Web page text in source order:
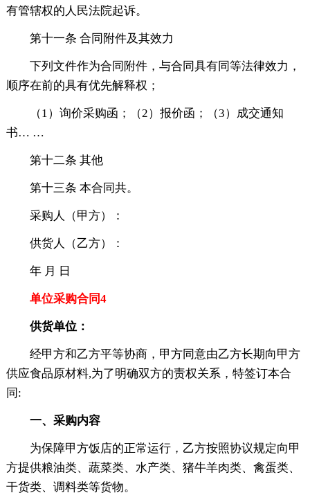
有管辖权的人民法院起诉。
第十一条 合同附件及其效力
下列文件作为合同附件，与合同具有同等法律效力，
顺序在前的具有优先解释权；
（1）询价采购函；（2）报价函；（3）成交通知
书… …
第十二条 其他
第十三条 本合同共。
采购人（甲方）：
供货人（乙方）：
年 月 日
单位采购合同4
供货单位：
经甲方和乙方平等协商，甲方同意由乙方长期向甲方
供应食品原材料,为了明确双方的责权关系，特签订本合
同:
一、采购内容
为保障甲方饭店的正常运行，乙方按照协议规定向甲
方提供粮油类、蔬菜类、水产类、猪牛羊肉类、禽蛋类、
干货类、调料类等货物。